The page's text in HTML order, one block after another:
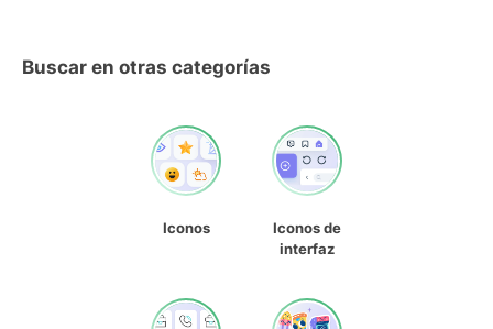
Buscar en otras categorías
Iconos
Iconos de
interfaz